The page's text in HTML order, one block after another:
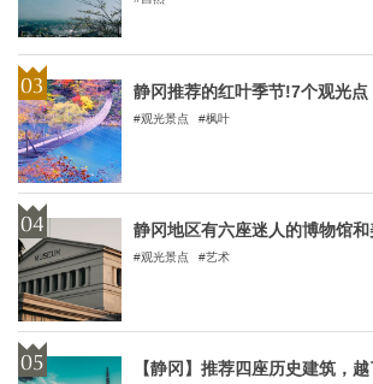
静冈推荐的红叶季节!7个观光点
观光景点 枫叶
静冈地区有六座迷人的博物馆和
观光景点 艺术
【静冈】推荐四座历史建筑，越